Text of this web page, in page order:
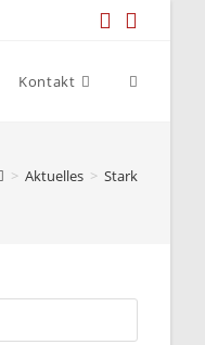
Kontakt Website-
> Aktuelles > Stark